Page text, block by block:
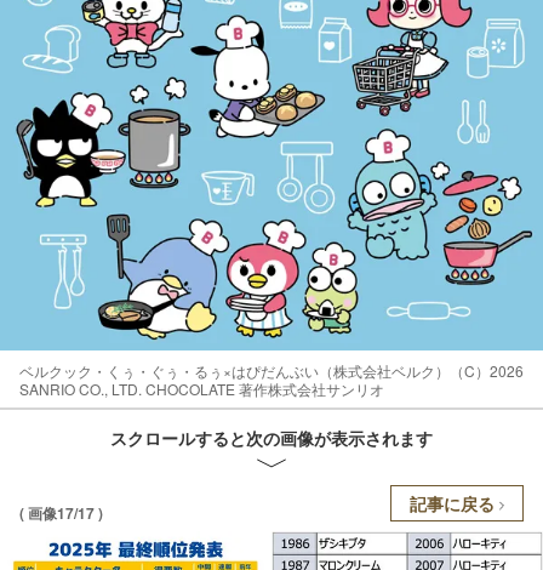
ベルクック・くぅ・ぐぅ・るぅ×はぴだんぶい（株式会社ベルク）（C）2026
SANRIO CO., LTD. CHOCOLATE 著作株式会社サンリオ
スクロールすると次の画像が表示されます
( 画像17/17 ) 記事に戻る